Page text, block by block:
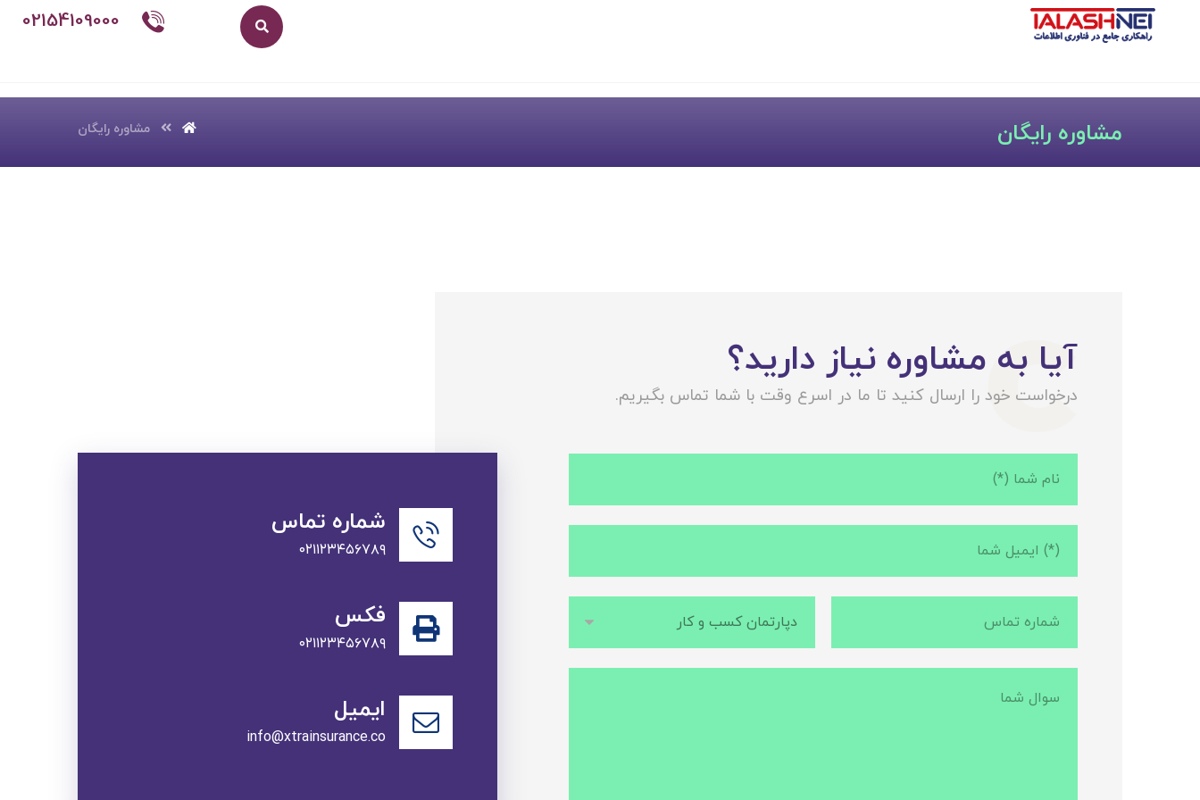
02154109000
مشاوره رایگان مشاوره رایگان
C
آیا به مشاوره نیاز دارید؟
درخواست خود را ارسال کنید تا ما در اسرع وقت با شما تماس بگیریم.
شماره تماس
۰۲۱۱۲۳۴۵۶۷۸۹
فکس
۰۲۱۱۲۳۴۵۶۷۸۹
ایمیل
info@xtrainsurance.co